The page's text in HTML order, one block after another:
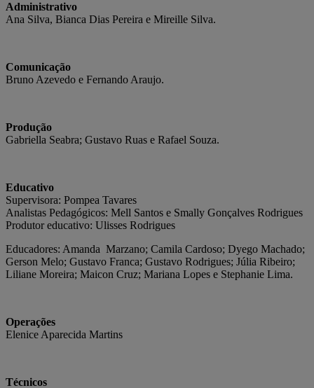
Administrativo
Ana Silva, Bianca Dias Pereira e Mireille Silva.
Comunicação
Bruno Azevedo e Fernando Araujo.
Produção
Gabriella Seabra; Gustavo Ruas e Rafael Souza.
Educativo
Supervisora: Pompea Tavares
Analistas Pedagógicos: Mell Santos e Smally Gonçalves Rodrigues
Produtor educativo: Ulisses Rodrigues
Educadores: Amanda Marzano; Camila Cardoso; Dyego Machado;
Gerson Melo; Gustavo Franca; Gustavo Rodrigues; Júlia Ribeiro;
Liliane Moreira; Maicon Cruz; Mariana Lopes e Stephanie Lima.
Operações
Elenice Aparecida Martins
Técnicos